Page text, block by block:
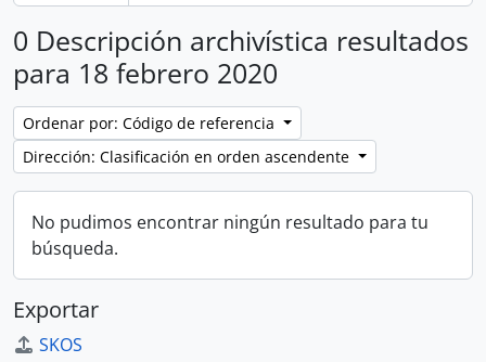
0 Descripción archivística resultados
para 18 febrero 2020
Ordenar por: Código de referencia
Dirección: Clasificación en orden ascendente
No pudimos encontrar ningún resultado para tu
búsqueda.
Exportar
SKOS